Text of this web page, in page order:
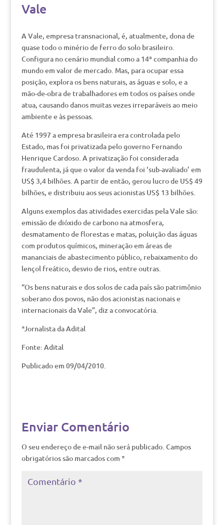
Vale
A Vale, empresa transnacional, é, atualmente, dona de
quase todo o minério de ferro do solo brasileiro.
Configura no cenário mundial como a 14ª companhia do
mundo em valor de mercado. Mas, para ocupar essa
posição, explora os bens naturais, as águas e solo, e a
mão-de-obra de trabalhadores em todos os países onde
atua, causando danos muitas vezes irreparáveis ao meio
ambiente e às pessoas.
Até 1997 a empresa brasileira era controlada pelo
Estado, mas foi privatizada pelo governo Fernando
Henrique Cardoso. A privatização foi considerada
fraudulenta, já que o valor da venda foi ‘sub-avaliado’ em
US$ 3,4 bilhões. A partir de então, gerou lucro de US$ 49
bilhões, e distribuiu aos seus acionistas US$ 13 bilhões.
Alguns exemplos das atividades exercidas pela Vale são:
emissão de dióxido de carbono na atmosfera,
desmatamento de florestas e matas, poluição das águas
com produtos químicos, mineração em áreas de
mananciais de abastecimento público, rebaixamento do
lençol freático, desvio de rios, entre outras.
“Os bens naturais e dos solos de cada país são patrimônio
soberano dos povos, não dos acionistas nacionais e
internacionais da Vale”, diz a convocatória.
*Jornalista da Adital
Fonte: Adital
Publicado em 09/04/2010.
Enviar Comentário
O seu endereço de e-mail não será publicado. Campos
obrigatórios são marcados com *